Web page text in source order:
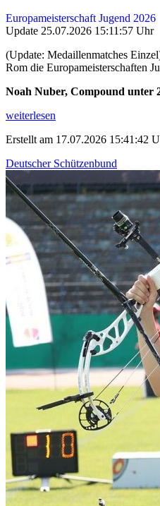
Europameisterschaft Jugend 2026
Update 25.07.2026 15:11:57 Uhr
(Update: Medaillenmatches
Rom die Europameisterschaften
Noah Nuber, Compound unter
weiterlesen
Erstellt am 17.07.2026 15:41:42
Deutscher Schützenbund